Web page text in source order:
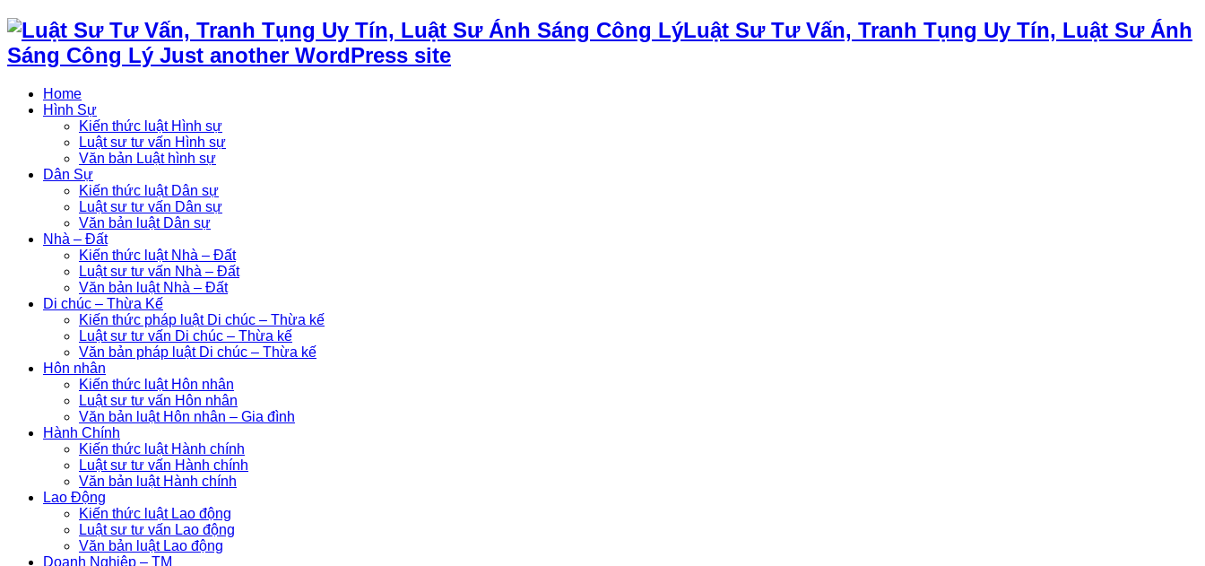
Luật Sư Tư Vấn, Tranh Tụng Uy Tín, Luật Sư Ánh
Sáng Công Lý Just another WordPress site
Home
Hình Sự
Kiến thức luật Hình sự
Luật sư tư vấn Hình sự
Văn bản Luật hình sự
Dân Sự
Kiến thức luật Dân sự
Luật sư tư vấn Dân sự
Văn bản luật Dân sự
Nhà – Đất
Kiến thức luật Nhà – Đất
Luật sư tư vấn Nhà – Đất
Văn bản luật Nhà – Đất
Di chúc – Thừa Kế
Kiến thức pháp luật Di chúc – Thừa kế
Luật sư tư vấn Di chúc – Thừa kế
Văn bản pháp luật Di chúc – Thừa kế
Hôn nhân
Kiến thức luật Hôn nhân
Luật sư tư vấn Hôn nhân
Văn bản luật Hôn nhân – Gia đình
Hành Chính
Kiến thức luật Hành chính
Luật sư tư vấn Hành chính
Văn bản luật Hành chính
Lao Động
Kiến thức luật Lao động
Luật sư tư vấn Lao động
Văn bản luật Lao động
Doanh Nghiệp – TM